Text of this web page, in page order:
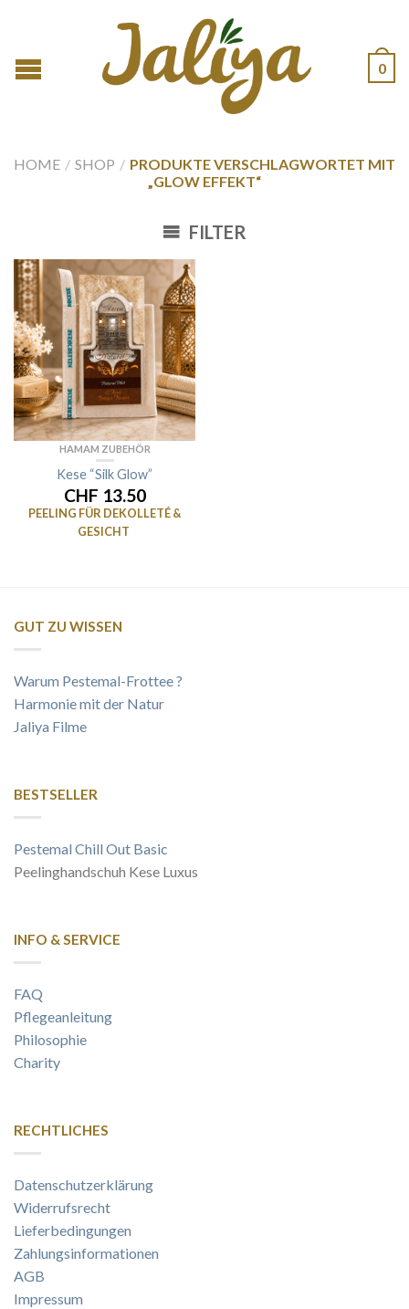
0
HOME / SHOP / PRODUKTE VERSCHLAGWORTET MIT
„GLOW EFFEKT“
FILTER
HAMAM ZUBEHÖR
Kese “Silk Glow”
CHF 13.50
PEELING FÜR DEKOLLETÉ &
GESICHT
GUT ZU WISSEN
Warum Pestemal-Frottee ?
Harmonie mit der Natur
Jaliya Filme
BESTSELLER
Pestemal Chill Out Basic
Peelinghandschuh Kese Luxus
INFO & SERVICE
FAQ
Pflegeanleitung
Philosophie
Charity
RECHTLICHES
Datenschutzerklärung
Widerrufsrecht
Lieferbedingungen
Zahlungsinformationen
AGB
Impressum